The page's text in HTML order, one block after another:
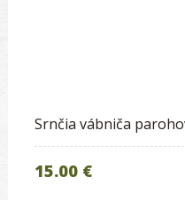
Srnčia vábniča
15.00 €